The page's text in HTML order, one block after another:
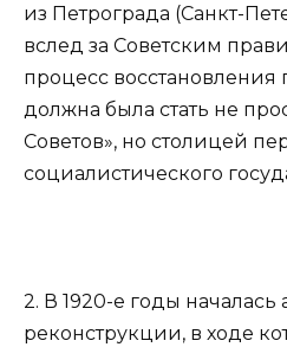
из Петрограда (Санкт-
вслед за Советским
процесс восстановления
должна была стать не
Советов», но столицей
социалистического
2. В 1920-е годы
реконструкции, в ходе